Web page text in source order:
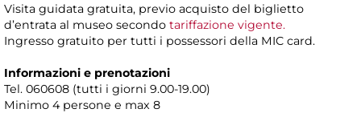
Visita guidata gratuita, previo acquisto del biglietto
d’entrata al museo secondo tariffazione vigente.
Ingresso gratuito per tutti i possessori della MIC card.
Informazioni e prenotazioni
Tel. 060608 (tutti i giorni 9.00-19.00)
Minimo 4 persone e max 8